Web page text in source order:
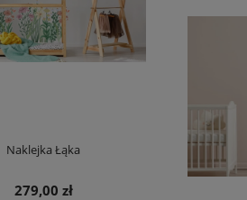
Naklejka Łąka
279,00 zł